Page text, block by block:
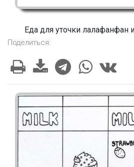
Еда для уточки лалафанфан
Поделиться: